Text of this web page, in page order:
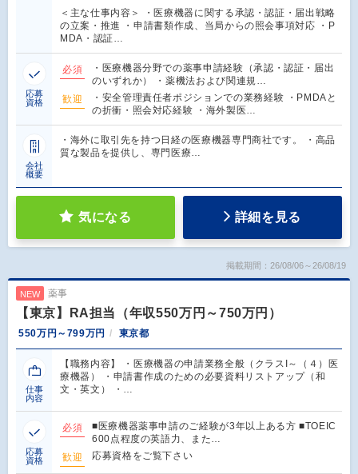
＜主な仕事内容＞ ・医療機器に関する承認・認証・届出戦略
の立案・推進 ・申請書類作成、当局からの照会事項対応 ・P
MDA・認証…
応募
資格
必須
・医療機器分野での薬事申請経験（承認・認証・届出
のいずれか） ・薬機法および関連規…
歓迎
・安全管理責任者ポジションでの業務経験 ・PMDAと
の折衝・照会対応経験 ・海外製医…
会社
概要
・海外に取引先を持つ日経の医療機器専門商社です。 ・高品
質な製品を提供し、専門医療…
気になる 詳細を見る
掲載期間：26/08/06～26/08/19
NEW 薬事
【東京】RA担当（年収550万円～750万円）
550万円～799万円 東京都
仕事
内容
【職務内容】 ・医療機器の申請業務全般（クラスI～（４）医
療機器） ・申請書作成のための必要資料リストアップ（和
文・英文） ・…
応募
資格
必須
■医療機器薬事申請のご経験が3年以上ある方 ■TOEIC
600点程度の英語力、また…
歓迎
応募資格をご覧下さい